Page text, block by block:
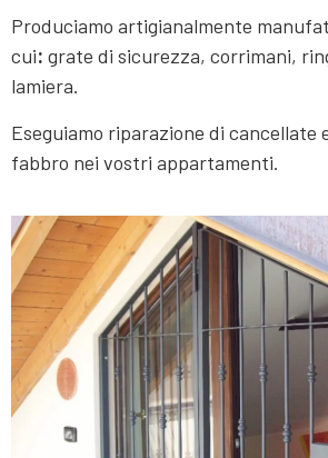
Produciamo artigianalmente
cui: grate di sicurezza, corrimani,
lamiera.
Eseguiamo riparazione di cancellate
fabbro nei vostri appartamenti.